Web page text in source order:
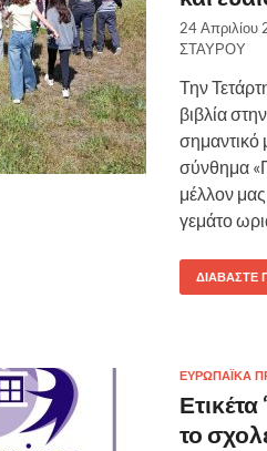
24 Απριλίου
ΣΤΑΥΡΟΥ
Την
βιβλία
σημαντικό
σύνθημα
μέλλον
γεμάτο
ΔΙΑΒΆΣΤΕ
ΕΥΡΩΠΑΪΚΆ
το